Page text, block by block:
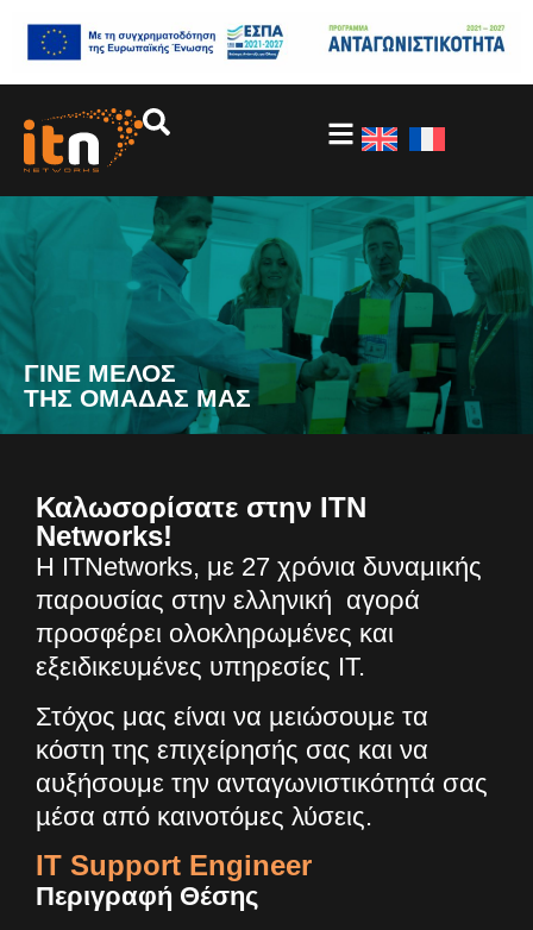
ΓΙΝΕ ΜΕΛΟΣ
ΤΗΣ ΟΜΑΔΑΣ ΜΑΣ
Καλωσορίσατε στην ITN
Networks!
Η ITNetworks, με 27 χρόνια δυναμικής
παρουσίας στην ελληνική αγορά
προσφέρει ολοκληρωμένες και
εξειδικευμένες υπηρεσίες IT.
Στόχος μας είναι να µειώσουμε τα
κόστη της επιχείρησής σας και να
αυξήσουμε την ανταγωνιστικότητά σας
µέσα από καινοτόμες λύσεις.
ΙΤ Support Engineer
Περιγραφή Θέσης